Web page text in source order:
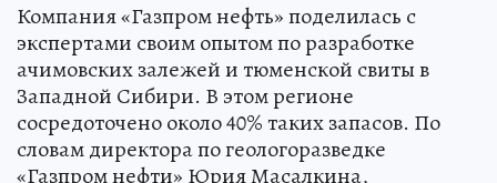
Компания «Газпром нефть» поделилась с
экспертами своим опытом по разработке
ачимовских залежей и тюменской свиты в
Западной Сибири. В этом регионе
сосредоточено около 40% таких запасов. По
словам директора по геологоразведке
«Газпром нефти» Юрия Масалкина,